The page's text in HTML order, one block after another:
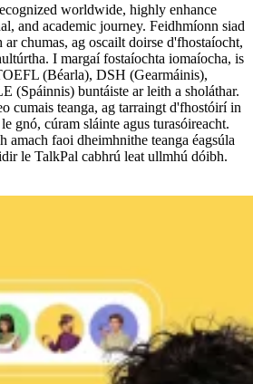
worldwide, highly enhance
and academic journey. Feidhmíonn siad
ar chumas, ag oscailt doirse d'fhostaíocht,
I margaí fostaíochta iomaíocha, is
(Béarla), DSH (Gearmáinis),
(Spáinnis) buntáiste ar leith a sholáthar.
cumais teanga, ag tarraingt d'fhostóirí in
gnó, cúram sláinte agus turasóireacht.
amach faoi dheimhnithe teanga éagsúla
le TalkPal cabhrú leat ullmhú dóibh.